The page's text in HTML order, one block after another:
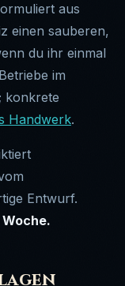
aus
einen sauberen,
du ihr einmal
im
konkrete
Handwerk.
Entwurf.